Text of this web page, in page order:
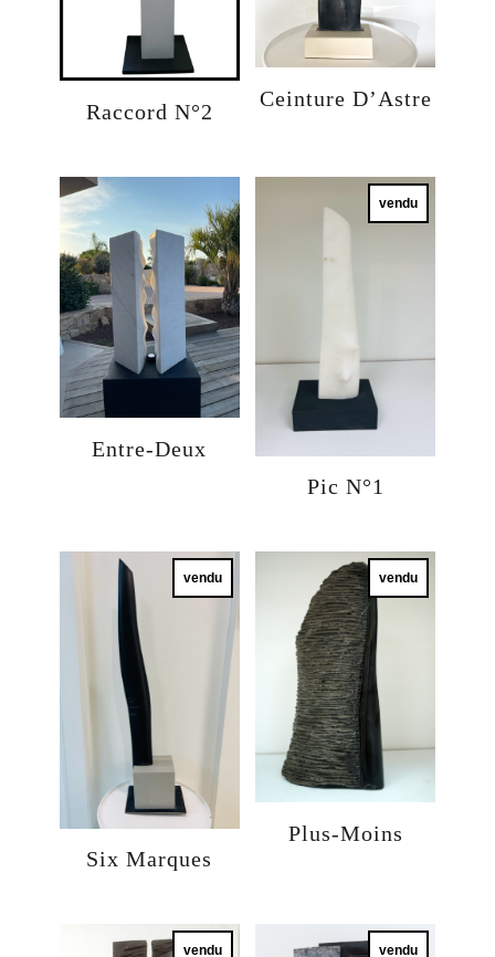
Raccord N°2
Ceinture D’Astre
Entre-Deux
vendu
Pic N°1
vendu
Six Marques
vendu
Plus-Moins
vendu vendu